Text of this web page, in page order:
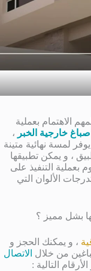
الاهتمام بعملية
اصباغ خارجية الخبر ،
لمسة نهائية متينة
، و يمكن تطبيقها
التنفيذ على
الألوان التي
بشل مميز ؟
، و يمكنك الحجز و
من خلال الاتصال
التالية :